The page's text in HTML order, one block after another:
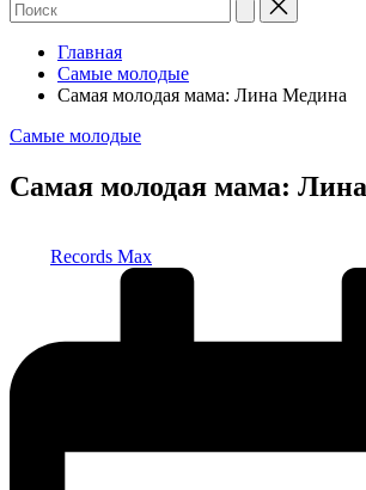
Главная
Самые молодые
Самая молодая мама: Лина Медина
Опубликовано
Самые молодые
Самая молодая мама:
Records Max